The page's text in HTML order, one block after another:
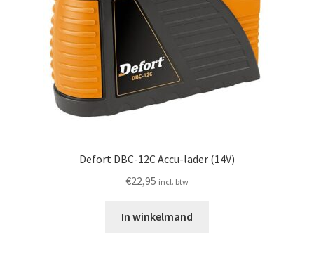
Defort DBC-12C Accu-lader (14V)
€22,95 incl. btw
In winkelmand